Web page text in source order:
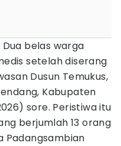
Dua belas warga
setelah diserang
Dusun Temukus,
Kabupaten
sore. Peristiwa itu
berjumlah 13 orang
Padangsambian